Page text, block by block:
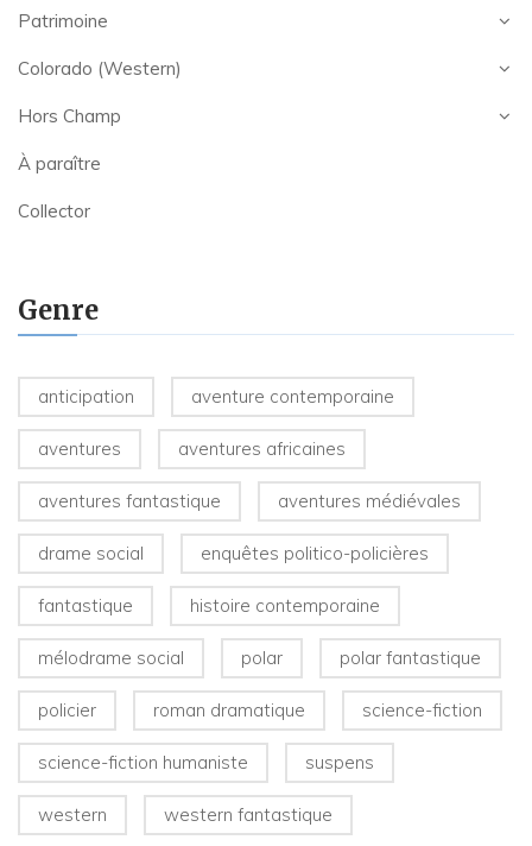
Patrimoine
Colorado (Western)
Hors Champ
À paraître
Collector
Genre
anticipation aventure contemporaine
aventures aventures africaines
aventures fantastique aventures médiévales
drame social enquêtes politico-policières
fantastique histoire contemporaine
mélodrame social polar polar fantastique
policier roman dramatique science-fiction
science-fiction humaniste suspens
western western fantastique